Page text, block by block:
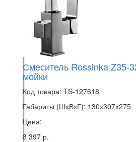
Смеситель Rossinka Z35-
мойки
Код товара: TS-127618
Габариты (ШхВхГ): 130х307х275
Цена:
8 397 р.